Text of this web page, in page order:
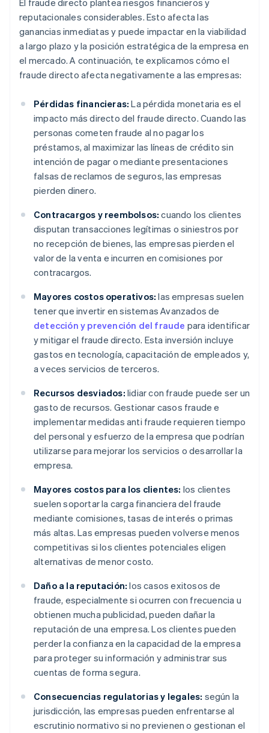
El fraude directo plantea riesgos financieros y
reputacionales considerables. Esto afecta las
ganancias inmediatas y puede impactar en la viabilidad
a largo plazo y la posición estratégica de la empresa en
el mercado. A continuación, te explicamos cómo el
fraude directo afecta negativamente a las empresas:
Pérdidas financieras: La pérdida monetaria es el
impacto más directo del fraude directo. Cuando las
personas cometen fraude al no pagar los
préstamos, al maximizar las líneas de crédito sin
intención de pagar o mediante presentaciones
falsas de reclamos de seguros, las empresas
pierden dinero.
Contracargos y reembolsos: cuando los clientes
disputan transacciones legítimas o siniestros por
no recepción de bienes, las empresas pierden el
valor de la venta e incurren en comisiones por
contracargos.
Mayores costos operativos: las empresas suelen
tener que invertir en sistemas Avanzados de
detección y prevención del fraude para identificar
y mitigar el fraude directo. Esta inversión incluye
gastos en tecnología, capacitación de empleados y,
a veces servicios de terceros.
Recursos desviados: lidiar con fraude puede ser un
gasto de recursos. Gestionar casos fraude e
implementar medidas anti fraude requieren tiempo
del personal y esfuerzo de la empresa que podrían
utilizarse para mejorar los servicios o desarrollar la
empresa.
Mayores costos para los clientes: los clientes
suelen soportar la carga financiera del fraude
mediante comisiones, tasas de interés o primas
más altas. Las empresas pueden volverse menos
competitivas si los clientes potenciales eligen
alternativas de menor costo.
Daño a la reputación: los casos exitosos de
fraude, especialmente si ocurren con frecuencia u
obtienen mucha publicidad, pueden dañar la
reputación de una empresa. Los clientes pueden
perder la confianza en la capacidad de la empresa
para proteger su información y administrar sus
cuentas de forma segura.
Consecuencias regulatorias y legales: según la
jurisdicción, las empresas pueden enfrentarse al
escrutinio normativo si no previenen o gestionan el